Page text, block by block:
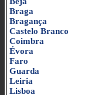
Braga
Bragança
Castelo Branco
Coimbra
Évora
Faro
Guarda
Leiria
Lisboa